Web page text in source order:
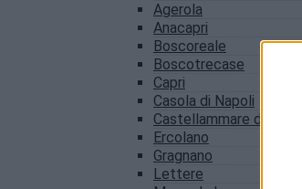
Agerola
Anacapri
Boscoreale
Boscotrecase
Capri
Casola di Napoli
Castellammare di Stabia
Ercolano
Gragnano
Lettere